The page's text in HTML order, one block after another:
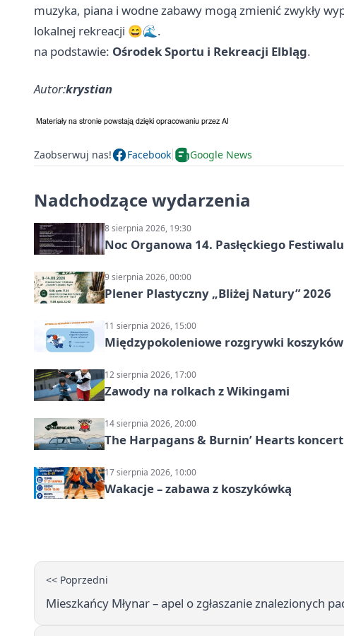
muzyka, piana i wodne zabawy mogą zmienić zwykły
lokalnej rekreacji 😄🌊.
na podstawie: Ośrodek Sportu i Rekreacji Elbląg.
Autor:krystian
Zaobserwuj nas! Facebook Google News
Nadchodzące wydarzenia
8 sierpnia 2026, 19:30
Noc Organowa 14. Pasłęckiego
9 sierpnia 2026, 00:00
Plener Plastyczny „Bliżej Natury” 2026
11 sierpnia 2026, 15:00
Międzypokoleniowe rozgrywki
12 sierpnia 2026, 17:00
Zawody na rolkach z Wikingami
14 sierpnia 2026, 20:00
The Harpagans & Burnin’ Hearts
17 sierpnia 2026, 10:00
Wakacje – zabawa z koszykówką
<< Poprzedni
Mieszkańcy Młynar – apel o zgłaszanie znalezionych